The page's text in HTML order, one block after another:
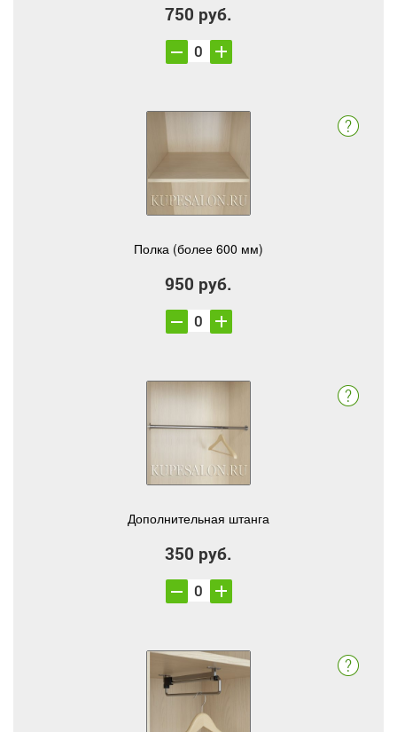
750 руб.
Полка (более 600 мм)
950 руб.
Дополнительная штанга
350 руб.